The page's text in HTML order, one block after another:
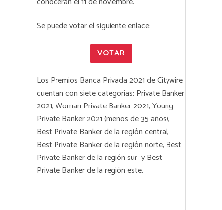
Se puede votar el siguiente enlace:
VOTAR
Los Premios Banca Privada 2021 de Citywire
cuentan con siete categorías: Private Banker
2021, Woman Private Banker 2021, Young
Private Banker 2021 (menos de 35 años),
Best Private Banker de la región central,
Best Private Banker de la región norte, Best
Private Banker de la región sur y Best
Private Banker de la región este.